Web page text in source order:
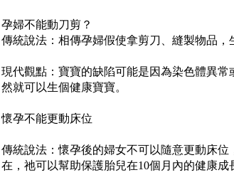
孕婦不能動刀剪？
傳統說法：相傳孕婦假使拿剪刀、縫製物品，
現代觀點： 寶寶的缺陷可能是因為染色體異常
然就可以生個健康寶寶。
懷孕不能更動床位
傳統說法：懷孕後的婦女不可以隨意更動床位
在，祂可以幫助保護胎兒在10個月內的健康成